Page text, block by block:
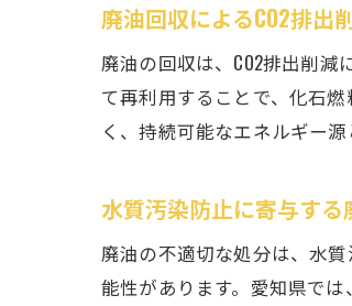
廃油回収によるCO2排出
廃油の回収は、CO2排出削
て再利用することで、化石
く、持続可能なエネルギー
水質汚染防止に寄与す
廃油の不適切な処分は、水
能性があります。愛知県で